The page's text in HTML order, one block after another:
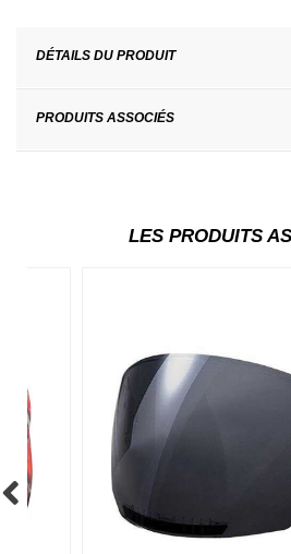
DÉTAILS DU PRODUIT
PRODUITS ASSOCIÉS
LES PRODUITS